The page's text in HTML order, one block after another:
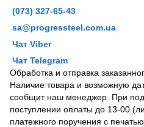
(073) 327-65-43
sa@progressteel.com.ua
Чат Viber
Чат Telegram
Обработка и отправка
Наличие товара и возможную
сообщит наш менеджер. При
поступлении оплаты до 13-00
платежного поручения с